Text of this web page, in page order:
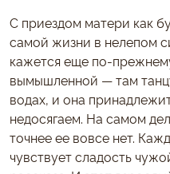
С приездом матери как
самой жизни в нелепом
кажется еще по-
вымышленной — там
водах, и она
недосягаем. На самом
точнее ее вовсе нет.
чувствует сладость